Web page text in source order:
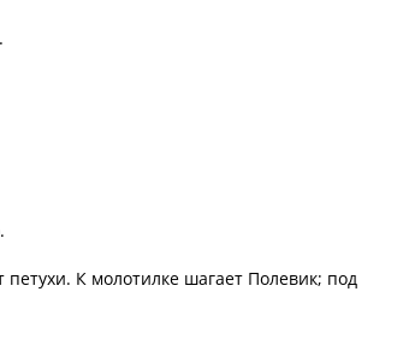
К молотилке шагает Полевик; под